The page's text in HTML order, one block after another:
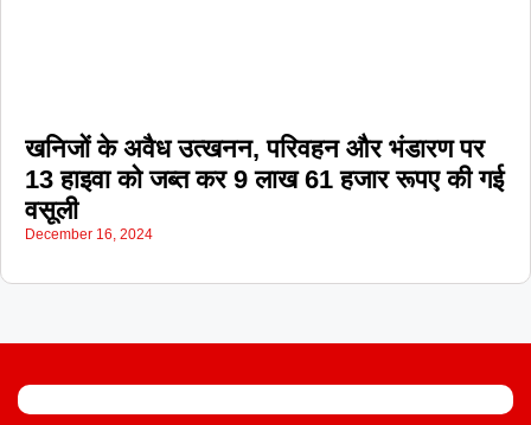
खनिजों के अवैध उत्खनन, परिवहन और भंडारण पर
13 हाइवा को जब्त कर 9 लाख 61 हजार रूपए की गई
वसूली
December 16, 2024